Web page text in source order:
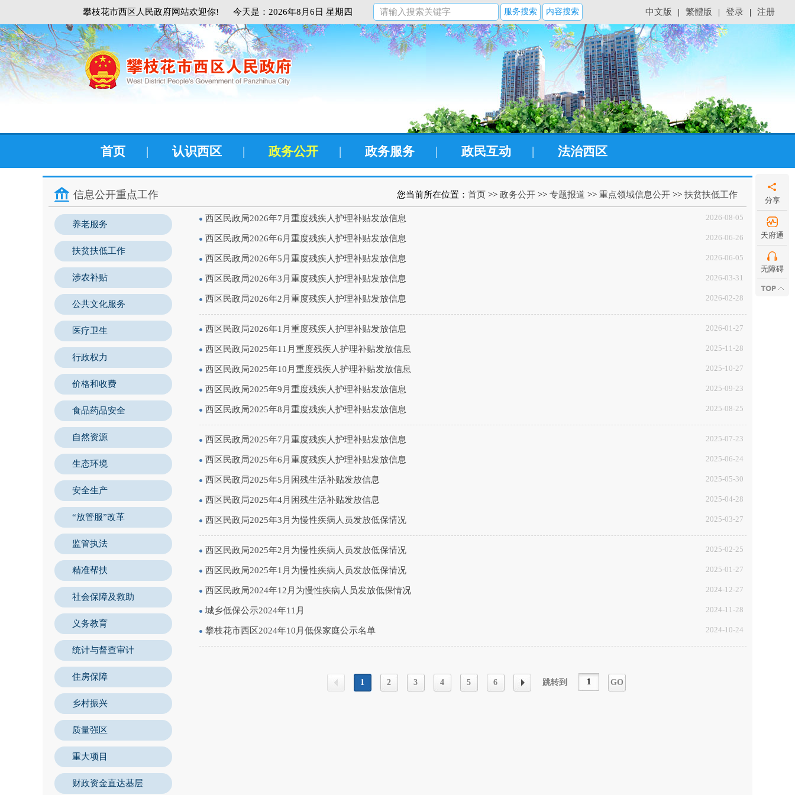
攀枝花市西区人民政府网站欢迎你! 今天是：2026年8月6日 星期四 服务搜索 内容搜索 中文版 | 繁體版 | 登录 | 注册
首页 | 认识西区 | 政务公开 | 政务服务 | 政民互动 | 法治西区
信息公开重点工作 您当前所在位置： 首页 >> 政务公开 >> 专题报道 >> 重点领域信息公开 >> 扶贫扶低工作
养老服务
扶贫扶低工作
涉农补贴
公共文化服务
医疗卫生
行政权力
价格和收费
食品药品安全
自然资源
生态环境
安全生产
“放管服”改革
监管执法
精准帮扶
社会保障及救助
义务教育
统计与督查审计
住房保障
乡村振兴
质量强区
重大项目
财政资金直达基层
西区民政局2026年7月重度残疾人护理补贴发放信息 2026-08-05
西区民政局2026年6月重度残疾人护理补贴发放信息 2026-06-26
西区民政局2026年5月重度残疾人护理补贴发放信息 2026-06-05
西区民政局2026年3月重度残疾人护理补贴发放信息 2026-03-31
西区民政局2026年2月重度残疾人护理补贴发放信息 2026-02-28
西区民政局2026年1月重度残疾人护理补贴发放信息 2026-01-27
西区民政局2025年11月重度残疾人护理补贴发放信息 2025-11-28
西区民政局2025年10月重度残疾人护理补贴发放信息 2025-10-27
西区民政局2025年9月重度残疾人护理补贴发放信息 2025-09-23
西区民政局2025年8月重度残疾人护理补贴发放信息 2025-08-25
西区民政局2025年7月重度残疾人护理补贴发放信息 2025-07-23
西区民政局2025年6月重度残疾人护理补贴发放信息 2025-06-24
西区民政局2025年5月困残生活补贴发放信息 2025-05-30
西区民政局2025年4月困残生活补贴发放信息 2025-04-28
西区民政局2025年3月为慢性疾病人员发放低保情况 2025-03-27
西区民政局2025年2月为慢性疾病人员发放低保情况 2025-02-25
西区民政局2025年1月为慢性疾病人员发放低保情况 2025-01-27
西区民政局2024年12月为慢性疾病人员发放低保情况 2024-12-27
城乡低保公示2024年11月 2024-11-28
攀枝花市西区2024年10月低保家庭公示名单 2024-10-24
1 2 3 4 5 6 跳转到 GO
分享
天府通
无障碍